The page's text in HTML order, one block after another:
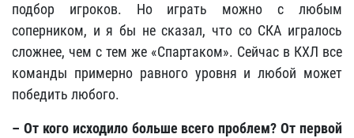
подбор игроков. Но играть можно с любым
соперником, и я бы не сказал, что со СКА игралось
сложнее, чем с тем же «Спартаком». Сейчас в КХЛ все
команды примерно равного уровня и любой может
победить любого.
– От кого исходило больше всего проблем? От первой